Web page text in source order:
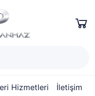
Hizmetleri İletişim